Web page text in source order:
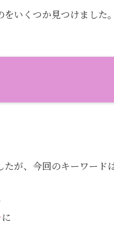
いくつか見つけました。
が、今回のキーワード
に